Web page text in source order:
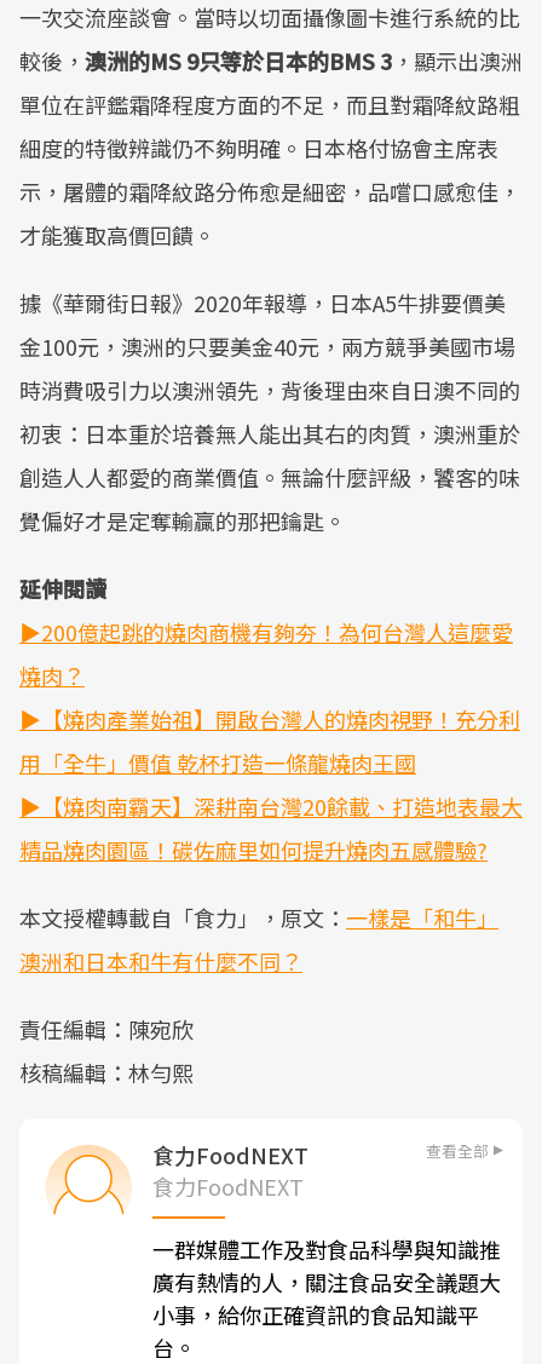
一次交流座談會。當時以切面攝像圖卡進行系統的比
較後， 澳洲的MS 9只等於日本的BMS 3 ，顯示出澳洲
單位在評鑑霜降程度方面的不足，而且對霜降紋路粗
細度的特徵辨識仍不夠明確。日本格付協會主席表
示，屠體的霜降紋路分佈愈是細密，品嚐口感愈佳，
才能獲取高價回饋。
據《華爾街日報》2020年報導，日本A5牛排要價美
金100元，澳洲的只要美金40元，兩方競爭美國市場
時消費吸引力以澳洲領先，背後理由來自日澳不同的
初衷：日本重於培養無人能出其右的肉質，澳洲重於
創造人人都愛的商業價值。無論什麼評級，饕客的味
覺偏好才是定奪輸贏的那把鑰匙。
延伸閱讀
▶200億起跳的燒肉商機有夠夯！為何台灣人這麼愛
燒肉？
▶【燒肉產業始祖】開啟台灣人的燒肉視野！充分利
用「全牛」價值 乾杯打造一條龍燒肉王國
▶【燒肉南霸天】深耕南台灣20餘載、打造地表最大
精品燒肉園區！碳佐麻里如何提升燒肉五感體驗?
本文授權轉載自「食力」，原文： 一樣是「和牛」
澳洲和日本和牛有什麼不同？
責任編輯：陳宛欣
核稿編輯：林勻熙
食力FoodNEXT 查看全部
食力FoodNEXT
一群媒體工作及對食品科學與知識推
廣有熱情的人，關注食品安全議題大
小事，給你正確資訊的食品知識平
台。